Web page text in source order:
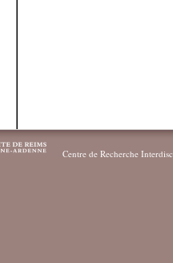
Centre de Recherche